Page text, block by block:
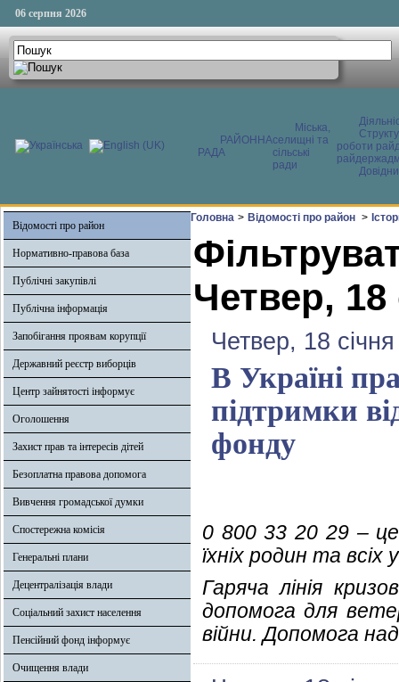
06 серпня 2026
РАЙОННА
РАДА
Міська,
селищні та
сільські
ради
роботи
Відомості про район
Нормативно-правова база
Публічні закупівлі
Публічна інформація
Запобігання проявам корупції
Державний реєстр виборців
Центр зайнятості інформує
Оголошення
Захист прав та інтересів дітей
Безоплатна правова допомога
Вивчення громадської думки
Спостережна комісія
Генеральні плани
Децентралізація влади
Соціальний захист населення
Пенсійний фонд інформує
Очищення влади
Головна > Відомості про район >
Четвер, 18
Четвер, 18
В Україні
підтримки
фонду
0 800 33 20 29 –
їхніх родин та всіх
Гаряча лінія
допомога для
війни. Допомога